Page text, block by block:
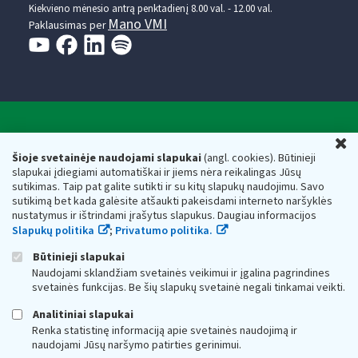
Šioje svetainėje naudojami slapukai(angl. cookies). Būtinieji
slapukai įdiegiami automatiškai ir jiems nėra reikalingas Jūsų
sutikimas. Taip pat galite sutikti ir su kitų slapukų naudojimu. Savo
sutikimą bet kada galėsite atšaukti pakeisdami interneto naršyklės
nustatymus ir ištrindami įrašytus slapukus. Daugiau informacijos
Slapukų politika
; Privatumo politika.
Būtinieji slapukai
Naudojami sklandžiam svetainės veikimui ir įgalina pagrindines
svetainės funkcijas. Be šių slapukų svetainė negali tinkamai veikti.
Analitiniai slapukai
Renka statistinę informaciją apie svetainės naudojimą ir
naudojami Jūsų naršymo patirties gerinimui.
Kiekvieno mėnesio antrą penktadienį 8.00 val. - 12.00 val.
Paklausimas perMano VMI
Valstybinė mokesčių inspekcija prie Lietuvos
Respublikos finansų ministerijos
Biudžetinė įstaiga. Juridinio asmens kodas — 188659752,
adresas: Vasario 16-osios g. 14, 01107 Vilnius, Lietuva, el.paštas:
vmi@vmi.lt , E. pristatymo dėžutės adresas 188659752
Duomenys apie Valstybinę mokesčių inspekciją prie Lietuvos
Respublikos finansų ministerijos kaupiami ir saugomi Juridinių